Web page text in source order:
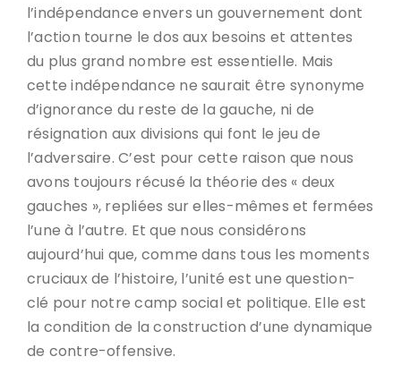
l’indépendance envers un gouvernement dont
l’action tourne le dos aux besoins et attentes
du plus grand nombre est essentielle. Mais
cette indépendance ne saurait être synonyme
d’ignorance du reste de la gauche, ni de
résignation aux divisions qui font le jeu de
l’adversaire. C’est pour cette raison que nous
avons toujours récusé la théorie des « deux
gauches », repliées sur elles-mêmes et fermées
l’une à l’autre. Et que nous considérons
aujourd’hui que, comme dans tous les moments
cruciaux de l’histoire, l’unité est une question-
clé pour notre camp social et politique. Elle est
la condition de la construction d’une dynamique
de contre-offensive.